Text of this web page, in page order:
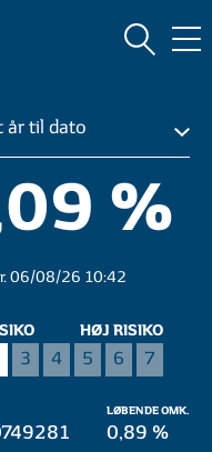
år til dato
%
06/08/26 10:42
HØJ RISIKO
3 4 5 6 7
LØBENDE OMK.
0,89 %